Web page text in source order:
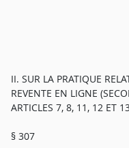
II. SUR LA PRATIQUE
REVENTE EN LIGNE
ARTICLES 7, 8, 11, 12 ET
§ 307